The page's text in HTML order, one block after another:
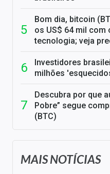
Bom dia, bitcoin
os US$ 64 mil
tecnologia; veja
Investidores
milhões
Descubra por que
Pobre” segue
(BTC)
MAIS NOTÍCIAS